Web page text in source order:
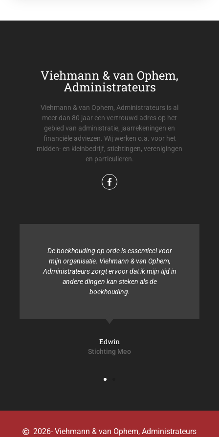
Viehmann & van Ophem,
Administrateurs
Viehmann & van Ophem, Administrateurs is al
meer dan 80 jaar een vertrouwd adres op het
gebied van administratie, jaarrekeningen en
financiële adviezen. Wij werken o.a. voor het
midden- en kleinbedrijf, stichtingen, verenigingen
en particulieren.
De boekhouding op orde is essentieel voor
mijn organisatie. Viehmann & van Ophem,
zorgt ervoor dat ik mijn tijd in
andere dingen kan steken als de
2026- Viehmann & van Ophem, Administrateurs